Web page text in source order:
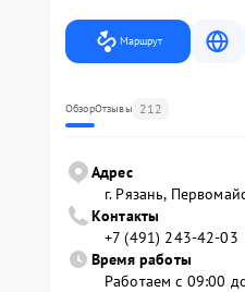
Маршрут
ОбзорОтзывы 212
Адрес
г. Рязань,
Контакты
+7 (491) 243-42-03
Время работы
Работаем с 09:00